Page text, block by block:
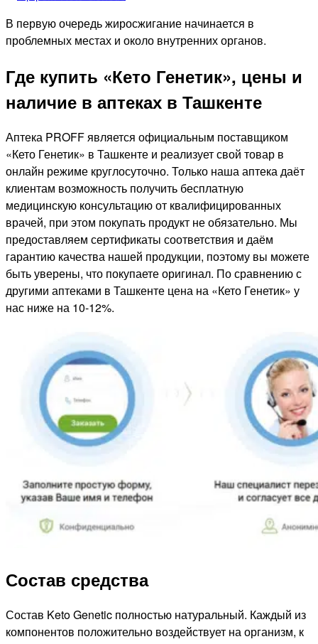
В первую очередь жиросжигание начинается в
проблемных местах и около внутренних органов.
Где купить «Кето Генетик», цены и
наличие в аптеках в Ташкенте
Аптека PROFF является официальным поставщиком
«Кето Генетик» в Ташкенте и реализует свой товар в
онлайн режиме круглосуточно. Только наша аптека даёт
клиентам возможность получить бесплатную
медицинскую консультацию от квалифицированных
врачей, при этом покупать продукт не обязательно. Мы
предоставляем сертификаты соответствия и даём
гарантию качества нашей продукции, поэтому вы можете
быть уверены, что покупаете оригинал. По сравнению с
другими аптеками в Ташкенте цена на «Кето Генетик» у
нас ниже на 10-12%.
Состав средства
Состав Keto Genetic полностью натуральный. Каждый из
компонентов положительно воздействует на организм, к